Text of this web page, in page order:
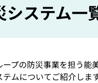
システム一
ープの防災事業を担う能
ムについてご紹介します